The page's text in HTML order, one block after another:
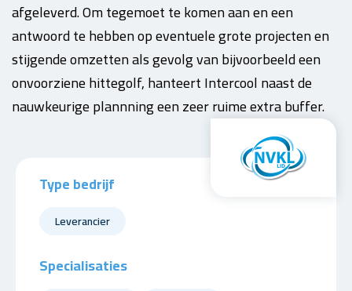
afgeleverd. Om tegemoet te komen aan en een
antwoord te hebben op eventuele grote projecten en
stijgende omzetten als gevolg van bijvoorbeeld een
onvoorziene hittegolf, hanteert Intercool naast de
nauwkeurige plannning een zeer ruime extra buffer.
Type bedrijf
Leverancier
Specialisaties